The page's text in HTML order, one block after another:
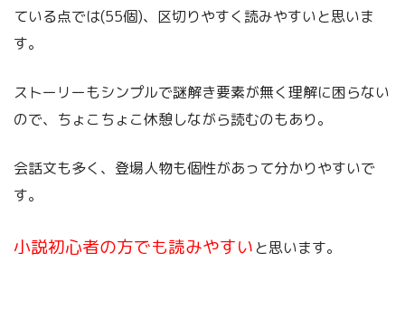
ている点では(55個)、区切りやすく読みやすいと思いま
す。
ストーリーもシンプルで謎解き要素が無く理解に困らない
ので、ちょこちょこ休憩しながら読むのもあり。
会話文も多く、登場人物も個性があって分かりやすいで
す。
小説初心者の方でも読みやすいと思います。